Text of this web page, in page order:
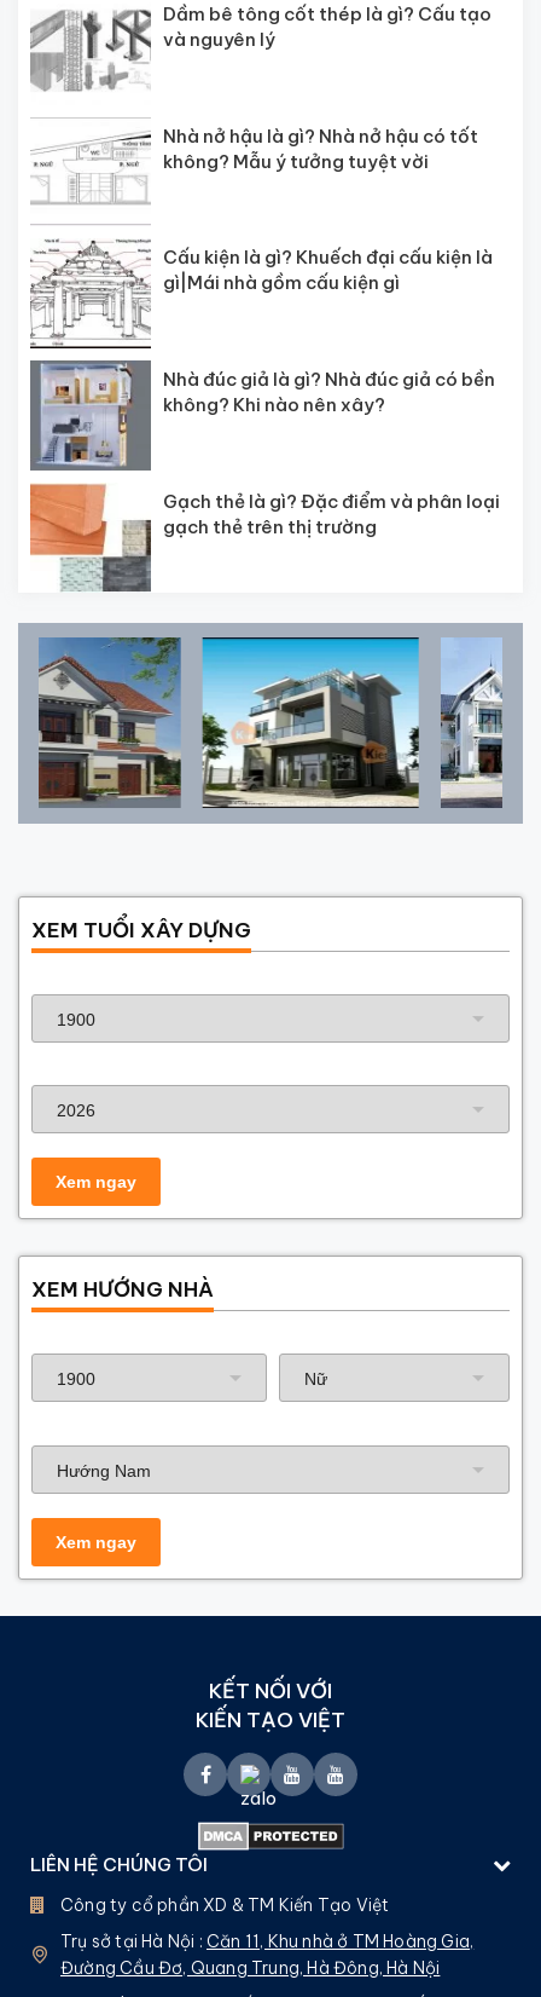
Dầm bê tông cốt thép là gì? Cấu tạo
và nguyên lý
Nhà nở hậu là gì? Nhà nở hậu có tốt
không? Mẫu ý tưởng tuyệt vời
Cấu kiện là gì? Khuếch đại cấu kiện là
gì|Mái nhà gồm cấu kiện gì
Nhà đúc giả là gì? Nhà đúc giả có bền
không? Khi nào nên xây?
Gạch thẻ là gì? Đặc điểm và phân loại
gạch thẻ trên thị trường
XEM TUỔI XÂY DỰNG
XEM HƯỚNG NHÀ
KẾT NỐI VỚI
KIẾN TẠO VIỆT
LIÊN HỆ CHÚNG TÔI
Công ty cổ phần XD & TM Kiến Tạo Việt
Trụ sở tại Hà Nội : Căn 11, Khu nhà ở TM Hoàng Gia,
Đường Cầu Đơ, Quang Trung, Hà Đông, Hà Nội